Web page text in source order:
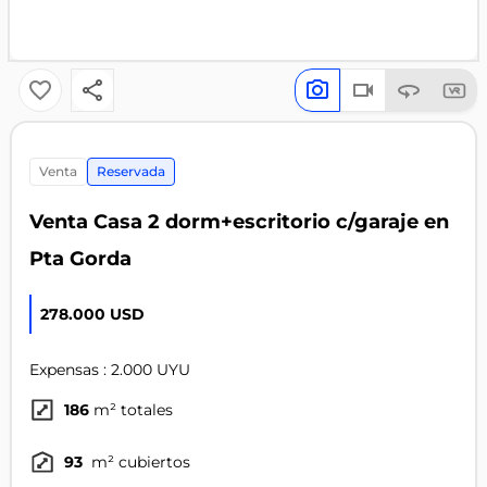
venta Reservada
Venta Casa 2 dorm+escritorio c/garaje en
Pta Gorda
278.000 USD
Expensas : 2.000 UYU
186 m² totales
93 m² cubiertos